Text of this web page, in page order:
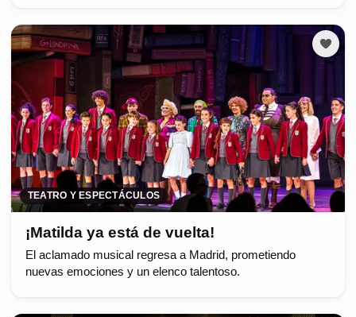
TEATRO Y ESPECTÁCULOS
¡Matilda ya está de vuelta!
El aclamado musical regresa a Madrid, prometiendo
nuevas emociones y un elenco talentoso.